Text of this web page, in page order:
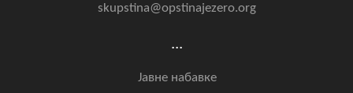
skupstina@opstinajezero.org
...
Јавне набавке